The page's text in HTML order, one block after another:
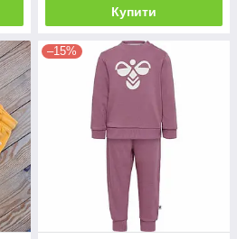
Купити
–15%